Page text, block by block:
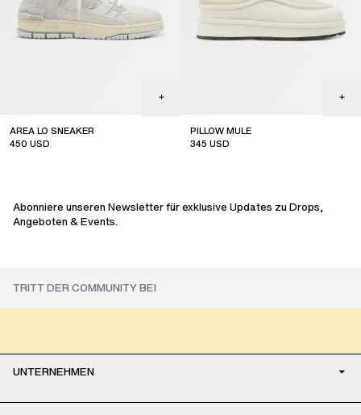
AREA LO SNEAKER
450 USD
PILLOW MULE
345 USD
Abonniere unseren Newsletter für exklusive Updates zu Drops,
Angeboten & Events.
UNTERNEHMEN